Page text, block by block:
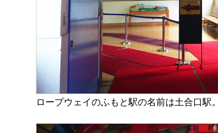
ロープウェイのふもと駅の名前は土合口駅